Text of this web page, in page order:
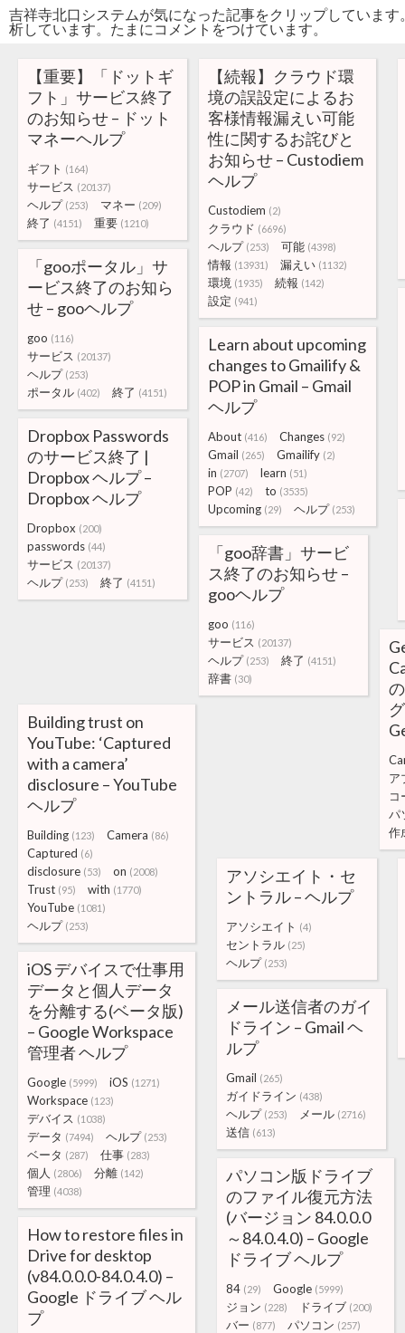
吉祥寺北口システムが気になった記事をクリップしていま
析しています。たまにコメントをつけています。
【重要】「ドットギ
フト」サービス終了
のお知らせ – ドット
マネーヘルプ
ギフト (164)
サービス (20137)
ヘルプ (253) マネー (209)
終了 (4151) 重要 (1210)
【続報】クラウド環
境の誤設定によるお
客様情報漏えい可能
性に関するお詫びと
お知らせ – Custodiem
ヘルプ
Custodiem (2)
クラウド (6696)
ヘルプ (253) 可能 (4398)
情報 (13931) 漏えい (1132)
環境 (1935) 続報 (142)
設定 (941)
「gooポータル」サ
ービス終了のお知ら
せ – gooヘルプ
goo (116)
サービス (20137)
ヘルプ (253)
ポータル (402) 終了 (4151)
Learn about upcoming
changes to Gmailify &
POP in Gmail – Gmail
ヘルプ
About (416) Changes (92)
Gmail (265) Gmailify (2)
in (2707) learn (51)
POP (42) to (3535)
Upcoming (29) ヘルプ (253)
Dropbox Passwords
のサービス終了 |
Dropbox ヘルプ –
Dropbox ヘルプ
Dropbox (200)
passwords (44)
サービス (20137)
ヘルプ (253) 終了 (4151)
「goo辞書」サービ
ス終了のお知らせ –
gooヘルプ
goo (116)
サービス (20137)
ヘルプ (253) 終了 (4151)
辞書 (30)
ア
コ
パ
作
Building trust on
YouTube: ‘Captured
with a camera’
disclosure – YouTube
ヘルプ
Building (123) Camera (86)
Captured (6)
disclosure (53) on (2008)
Trust (95) with (1770)
YouTube (1081)
ヘルプ (253)
アソシエイト・セ
ントラル – ヘルプ
アソシエイト (4)
セントラル (25)
ヘルプ (253)
iOS デバイスで仕事用
データと個人データ
を分離する(ベータ版)
– Google Workspace
管理者 ヘルプ
Google (5999) iOS (1271)
Workspace (123)
デバイス (1038)
データ (7494) ヘルプ (253)
ベータ (287) 仕事 (283)
個人 (2806) 分離 (142)
管理 (4038)
メール送信者のガイ
ドライン – Gmail ヘ
ルプ
Gmail (265)
ガイドライン (438)
ヘルプ (253) メール (2716)
送信 (613)
パソコン版ドライブ
のファイル復元方法
(バージョン 84.0.0.0
～84.0.4.0) – Google
ドライブ ヘルプ
84 (29) Google (5999)
ジョン (228) ドライブ (200)
バー (877) パソコン (257)
How to restore files in
Drive for desktop
(v84.0.0.0-84.0.4.0) –
Google ドライブ ヘル
プ